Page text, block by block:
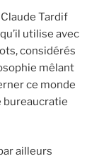
Tardif
utilise avec
considérés
mêlant
ce monde
bureaucratie
ailleurs